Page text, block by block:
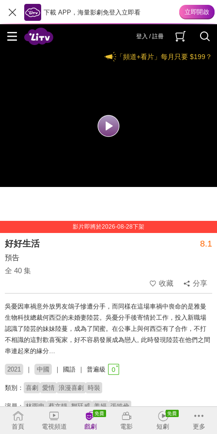
下載 APP，海量影劇免登入立即看
登入 / 註冊
「頻道+看片」每月只要 $199？
影片即將於2026-08-28下架
好好生活 8.1
預告
全 40 集
收藏
分享
吳憂因車禍意外放男友鴿子慘遭分手，而同樣在這場車禍中喪命的是雅曼
生物科技總裁何西亞的未婚妻陸芸。吳憂分手後寄情於工作，投入新職場
認識了陸芸的妹妹陸蔓，成為了閨蜜。在公事上與何西亞有了合作，不打
不相識的這對歡喜冤家，好不容易發展成為戀人, 此時發現陸芸在他們之間
串連起來的緣分…
2021 中國 國語 普遍級
類別： 喜劇 愛情 浪漫喜劇 時裝
演員： 林雨申 蔡文靜 鄒廷威 姜妍 張皓倫
導演： 陳銘章 陳世嶧
首頁 電視頻道 戲劇 電影 短劇 更多